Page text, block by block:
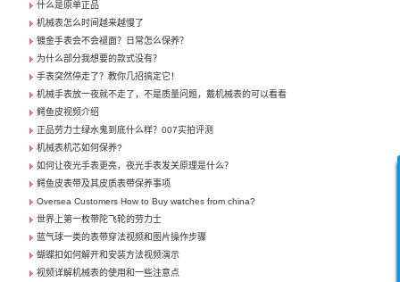
什么是原单正品
机械表怎么时间越来越慢了
镀金手表会不会褪面？日常怎么保养？
为什么部分我想要的款式没有？
手表突然停走了？教你几招搞定它！
机械手表放一夜就不走了，不是质量问题，戴机械表的可以看看
鳄鱼皮视频介绍
正品劳力士绿水鬼到底什么样？007实拍评测
机械表机芯如何保养?
如何让夜光手表更亮，夜光手表发关原理是什么？
鳄鱼皮表带及其皮质表带保养事项
Oversea Customers How to Buy watches from china?
世界上第一枚带陀飞轮的劳力士
蓝气球一类的表带穿法视频和图片操作步骤
蝴蝶扣如何解开和安装方法视频演示
视频详解机械表的使用和一些注意点